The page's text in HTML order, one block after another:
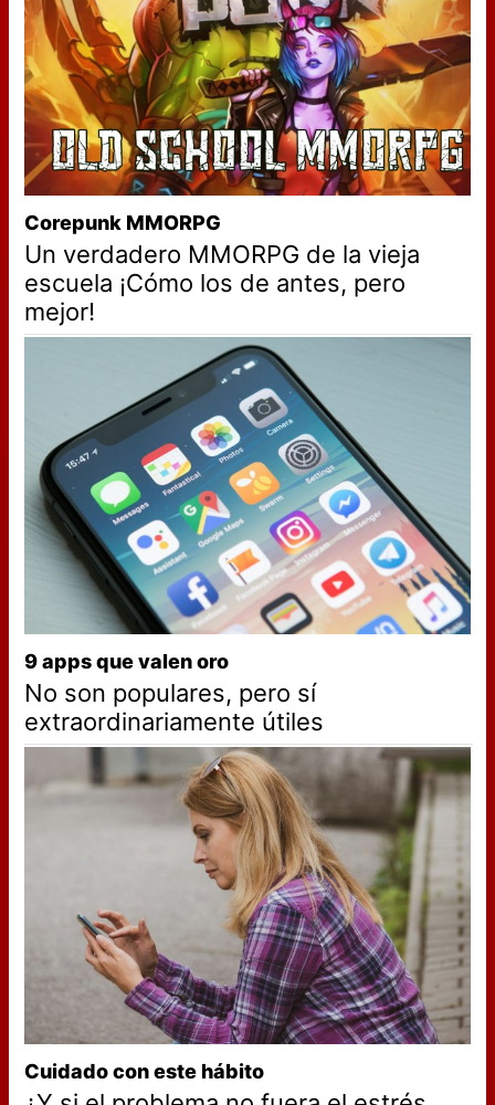
Corepunk MMORPG
Un verdadero MMORPG de la vieja
escuela ¡Cómo los de antes, pero
mejor!
9 apps que valen oro
No son populares, pero sí
extraordinariamente útiles
Cuidado con este hábito